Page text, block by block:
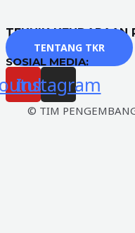
TEKNIK KENDARAAN
TENTANG TKR
SOSIAL MEDIA:
Instagram
© TIM